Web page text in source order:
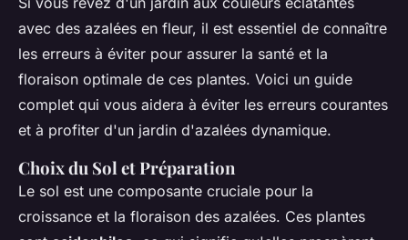
avec des azalées en fleur, il est essentiel de connaître
les erreurs à éviter pour assurer la santé et la
floraison optimale de ces plantes. Voici un guide
complet qui vous aidera à éviter les erreurs courantes
et à profiter d'un jardin d'azalées dynamique.
Choix du Sol et Préparation
Le sol est une composante cruciale pour la
croissance et la floraison des azalées. Ces plantes